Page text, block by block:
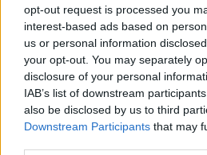
opt-out request is processed you
interest-based ads based on
us or personal information
your opt-out. You may separately
disclosure of your personal
IAB’s list of downstream
also be disclosed by us to third
Downstream Participants that may
Η Chery επενδύει 75 εκατ. δολάρια
Το FIAT 500 Hybrid τώρα από
18.990 ευρώ